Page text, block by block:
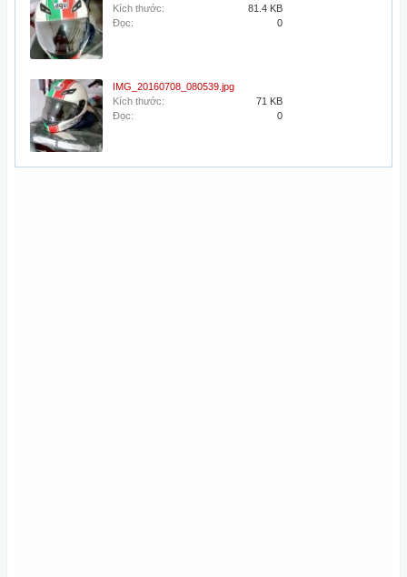
Kích thước:
81.4 KB
Đọc:
0
IMG_20160708_080539.jpg
Kích thước:
71 KB
Đọc:
0